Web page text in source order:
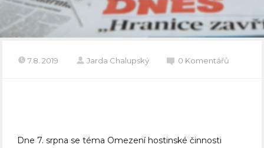
7.8. 2019 Jarda Chalupský 0 Komentářů
Dne 7. srpna se téma Omezení hostinské činnosti